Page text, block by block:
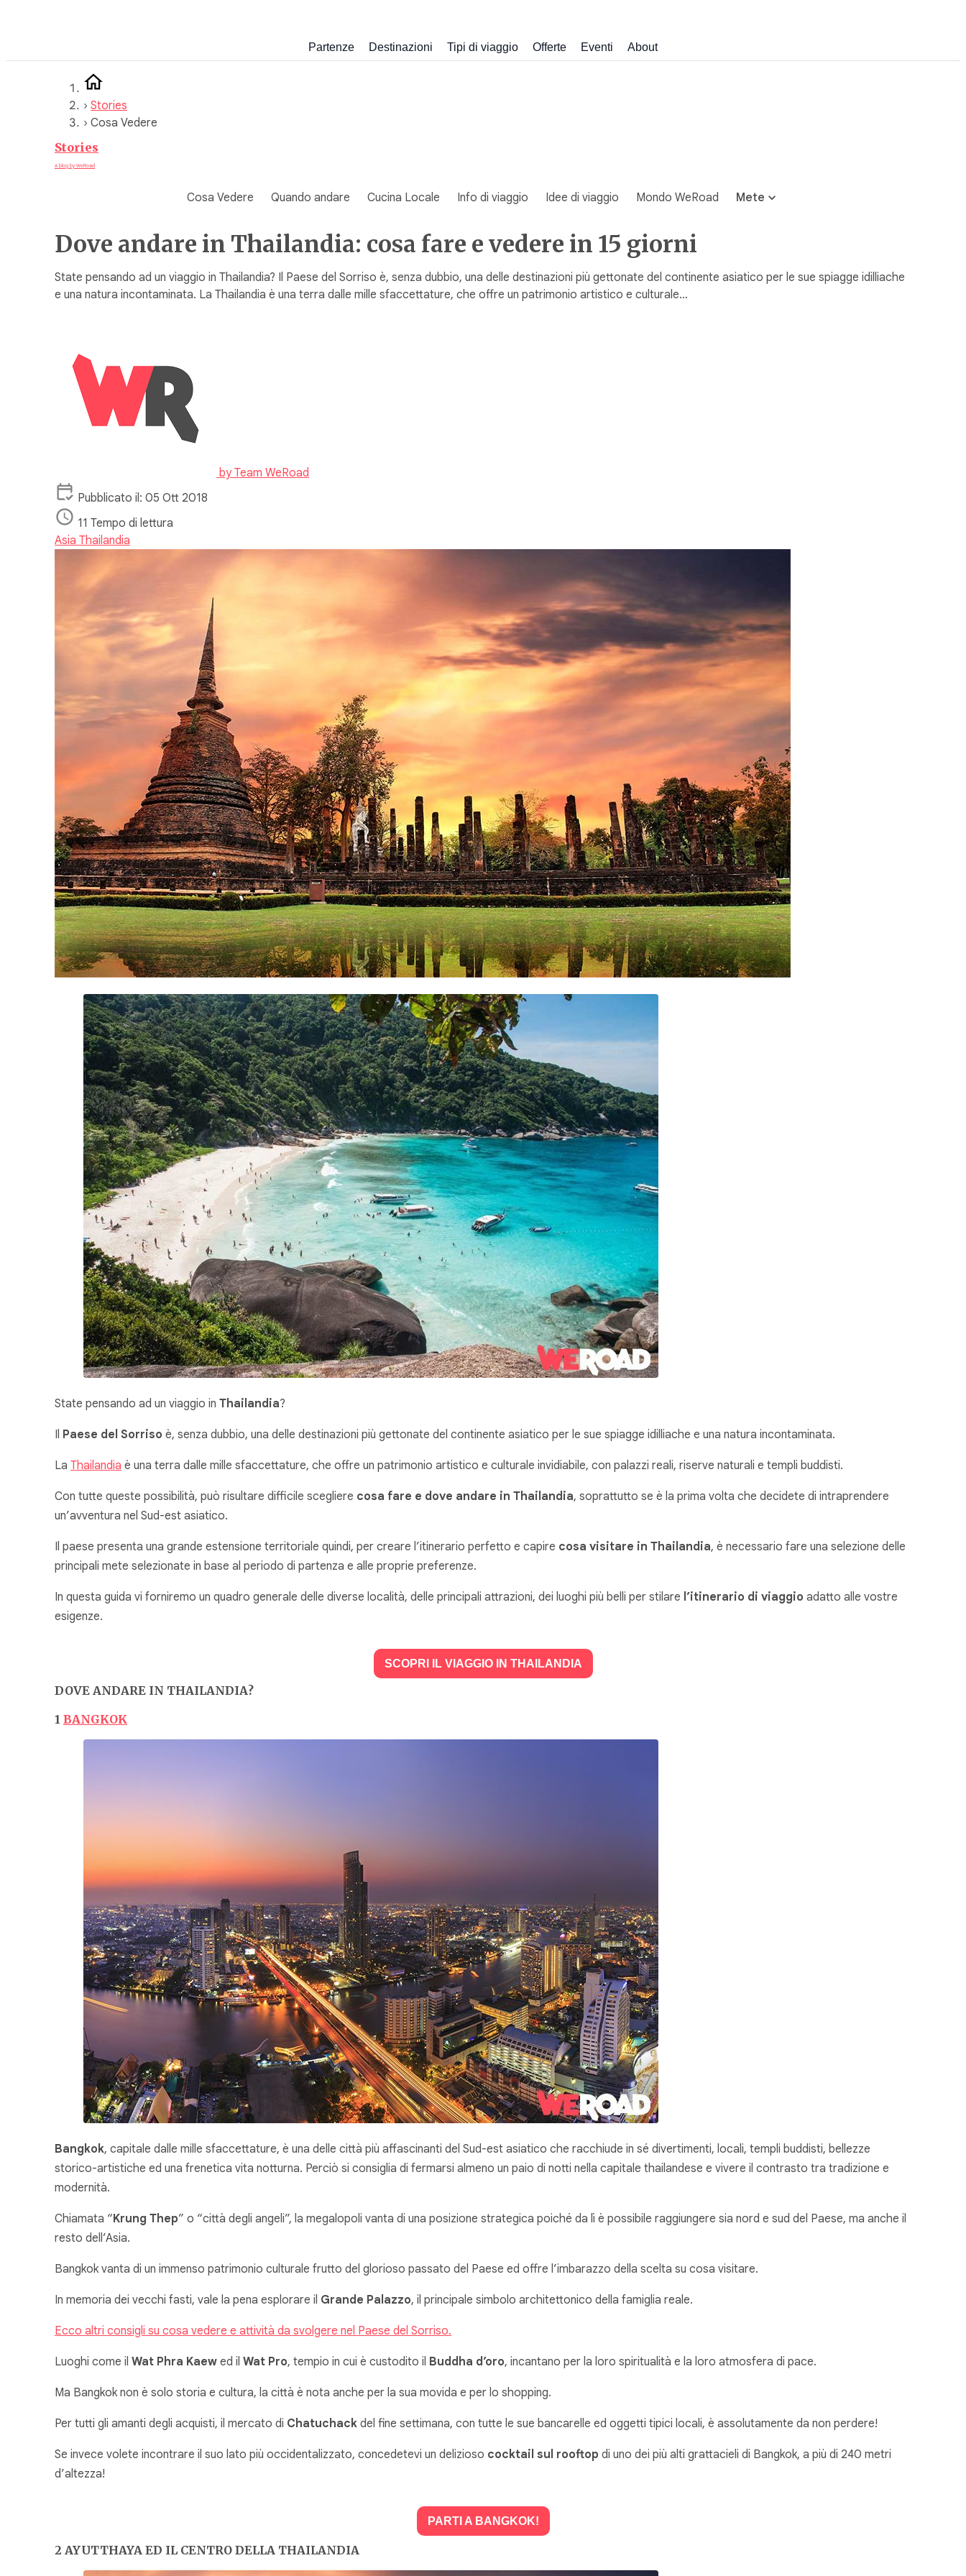
Partenze Destinazioni Tipi di viaggio Offerte Eventi About
› Stories
› Cosa Vedere
Stories
A blog by WeRoad
Cosa Vedere Quando andare Cucina Locale Info di viaggio Idee di viaggio Mondo WeRoad Mete
Dove andare in Thailandia: cosa fare e vedere in 15 giorni
State pensando ad un viaggio in Thailandia? Il Paese del Sorriso è, senza dubbio, una delle destinazioni più gettonate del continente asiatico per le sue spiagge idilliache
e una natura incontaminata. La Thailandia è una terra dalle mille sfaccettature, che offre un patrimonio artistico e culturale…
byTeam WeRoad
Pubblicato il: 05 Ott 2018
11 Tempo di lettura
Asia Thailandia
State pensando ad un viaggio in Thailandia?
Il Paese del Sorriso è, senza dubbio, una delle destinazioni più gettonate del continente asiatico per le sue spiagge idilliache e una natura incontaminata.
La Thailandia è una terra dalle mille sfaccettature, che offre un patrimonio artistico e culturale invidiabile, con palazzi reali, riserve naturali e templi buddisti.
Con tutte queste possibilità, può risultare difficile scegliere cosa fare e dove andare in Thailandia, soprattutto se è la prima volta che decidete di intraprendere
un’avventura nel Sud-est asiatico.
Il paese presenta una grande estensione territoriale quindi, per creare l’itinerario perfetto e capire cosa visitare in Thailandia, è necessario fare una selezione delle
principali mete selezionate in base al periodo di partenza e alle proprie preferenze.
In questa guida vi forniremo un quadro generale delle diverse località, delle principali attrazioni, dei luoghi più belli per stilare l’itinerario di viaggio adatto alle vostre
esigenze.
SCOPRI IL VIAGGIO IN THAILANDIA
DOVE ANDARE IN THAILANDIA?
1 BANGKOK
Bangkok, capitale dalle mille sfaccettature, è una delle città più affascinanti del Sud-est asiatico che racchiude in sé divertimenti, locali, templi buddisti, bellezze
storico-artistiche ed una frenetica vita notturna. Perciò si consiglia di fermarsi almeno un paio di notti nella capitale thailandese e vivere il contrasto tra tradizione e
modernità.
Chiamata “Krung Thep” o “città degli angeli”, la megalopoli vanta di una posizione strategica poiché da lì è possibile raggiungere sia nord e sud del Paese, ma anche il
resto dell’Asia.
Bangkok vanta di un immenso patrimonio culturale frutto del glorioso passato del Paese ed offre l’imbarazzo della scelta su cosa visitare.
In memoria dei vecchi fasti, vale la pena esplorare il Grande Palazzo, il principale simbolo architettonico della famiglia reale.
Ecco altri consigli su cosa vedere e attività da svolgere nel Paese del Sorriso.
Luoghi come il Wat Phra Kaew ed il Wat Pro, tempio in cui è custodito il Buddha d’oro, incantano per la loro spiritualità e la loro atmosfera di pace.
Ma Bangkok non è solo storia e cultura, la città è nota anche per la sua movida e per lo shopping.
Per tutti gli amanti degli acquisti, il mercato di Chatuchack del fine settimana, con tutte le sue bancarelle ed oggetti tipici locali, è assolutamente da non perdere!
Se invece volete incontrare il suo lato più occidentalizzato, concedetevi un delizioso cocktail sul rooftop di uno dei più alti grattacieli di Bangkok, a più di 240 metri
d’altezza!
PARTI A BANGKOK!
2 AYUTTHAYA ED IL CENTRO DELLA THAILANDIA